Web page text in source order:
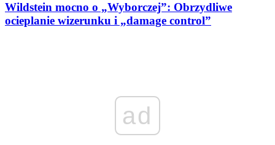
Wildstein mocno o „Wyborczej”: Obrzydliwe
ocieplanie wizerunku i „damage control”
ad